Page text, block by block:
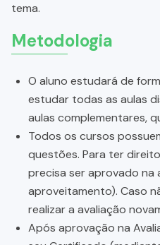
tema.
Metodologia
O aluno estudará de
estudar todas as aulas
aulas complementares,
Todos os cursos
questões. Para ter
precisa ser aprovado na
aproveitamento). Caso
realizar a avaliação
Após aprovação na